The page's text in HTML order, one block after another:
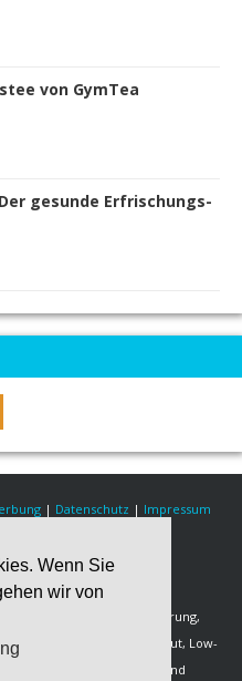
Wenn Sie
wir von
von GymTea
gesunde Erfrischungs-
| Datenschutz | Impressum
gesunde Fitness-Ernährung,
den Kategorien Post-Workout, Low-
Fitness-Frühstück und